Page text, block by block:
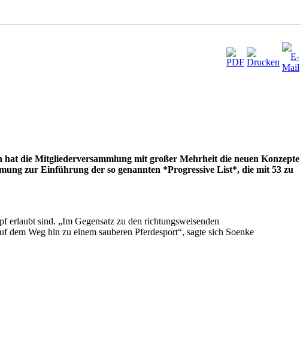
die Mitgliederversammlung mit großer Mehrheit die neuen Konzepte
zur Einführung der so genannten *Progressive List*, die mit 53 zu
erlaubt sind. „Im Gegensatz zu den richtungsweisenden
Weg hin zu einem sauberen Pferdesport“, sagte sich Soenke